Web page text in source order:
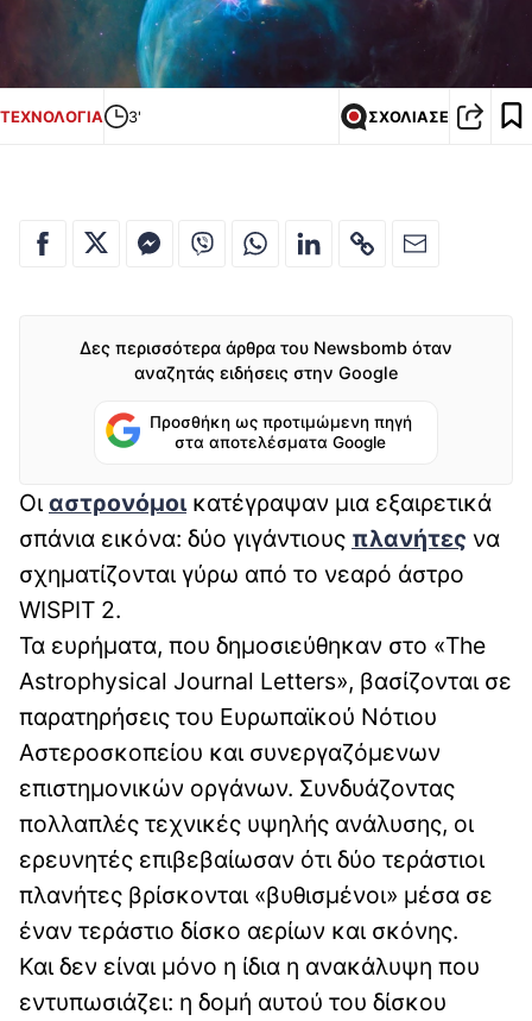
ΤΕΧΝΟΛΟΓΙΑ 3' ΣΧΟΛΙΑΣΕ
Δες περισσότερα άρθρα του Newsbomb όταν
αναζητάς ειδήσεις στην Google
Προσθήκη ως προτιμώμενη πηγή
στα αποτελέσματα Google
Οι αστρονόμοικατέγραψαν μια εξαιρετικά
σπάνια εικόνα: δύο γιγάντιους πλανήτες να
σχηματίζονται γύρω από το νεαρό άστρο
WISPIT 2.
Τα ευρήματα, που δημοσιεύθηκαν στο «The
Astrophysical Journal Letters», βασίζονται σε
παρατηρήσεις του Ευρωπαϊκού Νότιου
Αστεροσκοπείου και συνεργαζόμενων
επιστημονικών οργάνων. Συνδυάζοντας
πολλαπλές τεχνικές υψηλής ανάλυσης, οι
ερευνητές επιβεβαίωσαν ότι δύο τεράστιοι
πλανήτες βρίσκονται «βυθισμένοι» μέσα σε
έναν τεράστιο δίσκο αερίων και σκόνης.
Και δεν είναι μόνο η ίδια η ανακάλυψη που
εντυπωσιάζει: η δομή αυτού του δίσκου